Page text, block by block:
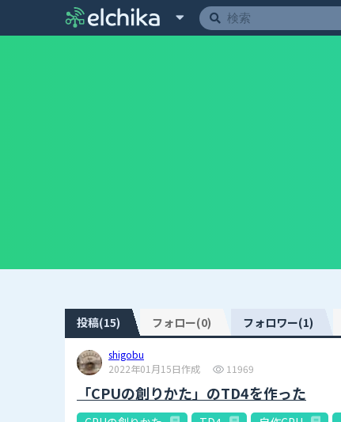
投稿(15) フォロー(0) フォロワー(1)
shigobu
2022年01月15日作成
11969
「CPUの創りかた」のTD4を作った